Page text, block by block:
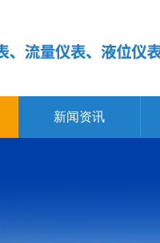
新闻资讯